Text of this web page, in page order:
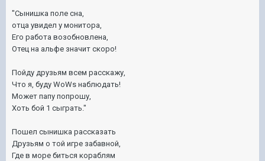
"Сынишка поле сна,
отца увидел у монитора,
Его работа возобновлена,
Отец на альфе значит скоро!
Пойду друзьям всем расскажу,
Что я, буду WoWs наблюдать!
Может папу попрошу,
Хоть бой 1 сыграть."
Пошел сынишка рассказать
Друзьям о той игре забавной,
Где в море биться кораблям